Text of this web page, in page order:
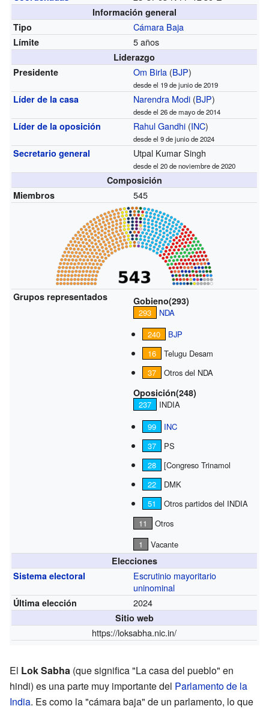
Información general
Tipo
Cámara Baja
Límite 5 años
Liderazgo
Presidente
Om Birla (BJP)
desde el 19 de junio de 2019
Líder de la casa Narendra Modi (BJP)
desde el 26 de mayo de 2014
Líder de la oposición Rahul Gandhi (INC)
desde el 9 de junio de 2024
Secretario general Utpal Kumar Singh
desde el 20 de noviembre de 2020
Composición
Miembros
545
Grupos representados Gobieno(293)
293
NDA
240
BJP
16
Telugu Desam
37
Otros del NDA
Oposición(248)
237
INDIA
99
INC
37
PS
28
[Congreso Trinamol
22
DMK
51
Otros partidos del INDIA
11
Otros
1
Vacante
Elecciones
Sistema electoral
Escrutinio mayoritario
uninominal
Última elección 2024
Sitio web
https://loksabha.nic.in/
El Lok Sabha (que significa "La casa del pueblo" en
hindi) es una parte muy importante del Parlamento de la
India. Es como la "cámara baja" de un parlamento, lo que